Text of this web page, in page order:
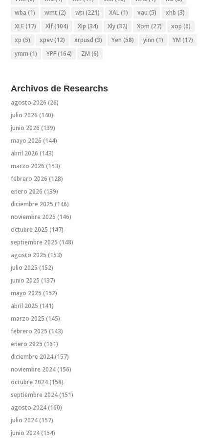
wba (1) wmt (2) wti (221) XAL(1) xau (5) xhb (3)
XLE(17) Xlf(104) Xlp (34) Xly(32) Xom (27) xop (6)
xp (5) xpev(12) xrpusd (3) Yen (58) yinn (1) YM (17)
ymm (1) YPF(164) ZM (6)
Archivos de Researchs
agosto 2026 (26)
julio 2026 (140)
junio 2026 (139)
mayo 2026 (144)
abril 2026 (143)
marzo 2026 (153)
febrero 2026 (128)
enero 2026 (139)
diciembre 2025 (146)
noviembre 2025 (146)
octubre 2025 (147)
septiembre 2025 (148)
agosto 2025 (153)
julio 2025 (152)
junio 2025 (137)
mayo 2025 (152)
abril 2025 (141)
marzo 2025 (145)
febrero 2025 (143)
enero 2025 (161)
diciembre 2024(157)
noviembre 2024(156)
octubre 2024(158)
septiembre 2024(151)
agosto 2024(160)
julio 2024(157)
junio 2024(154)